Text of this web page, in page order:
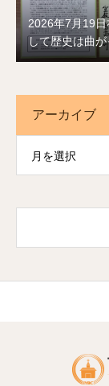
2026年7月19
して歴史は曲が
アーカイブ
月を選択